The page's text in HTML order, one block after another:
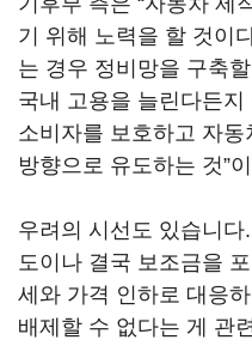
기 위해 노력을 할 것이
는 경우 정비망을 구축
국내 고용을 늘린다든
소비자를 보호하고 자
방향으로 유도하는 것”
우려의 시선도 있습니
도이나 결국 보조금을
세와 가격 인하로 대응
배제할 수 없다는 게 관